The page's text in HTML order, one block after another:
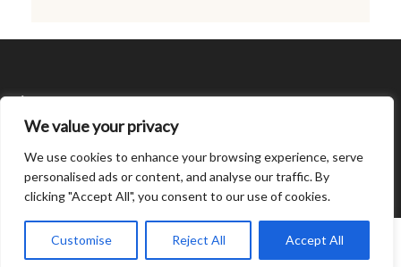
We value your privacy
We use cookies to enhance your browsing experience, serve
personalised ads or content, and analyse our traffic. By
clicking "Accept All", you consent to our use of cookies.
Customise Reject All Accept All
© Created by 8theme- Power Elite ThemeForest Author.
Home INICIAR SESIÓN Cart
Open
chaty